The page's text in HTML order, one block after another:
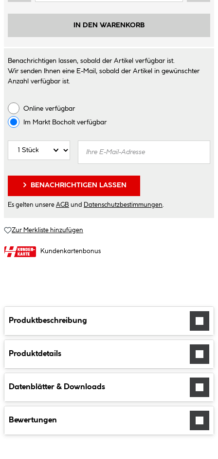
IN DEN WARENKORB
Benachrichtigen lassen, sobald der Artikel verfügbar ist.
Wir senden Ihnen eine E-Mail, sobald der Artikel in gewünschter
Anzahl verfügbar ist.
Online verfügbar
Im Markt Bocholtverfügbar
BENACHRICHTIGEN LASSEN
Es gelten unsere AGB und Datenschutzbestimmungen
Zur Merkliste hinzufügen
Kundenkartenbonus
Produktbeschreibung
Produktdetails
Datenblätter & Downloads
Bewertungen